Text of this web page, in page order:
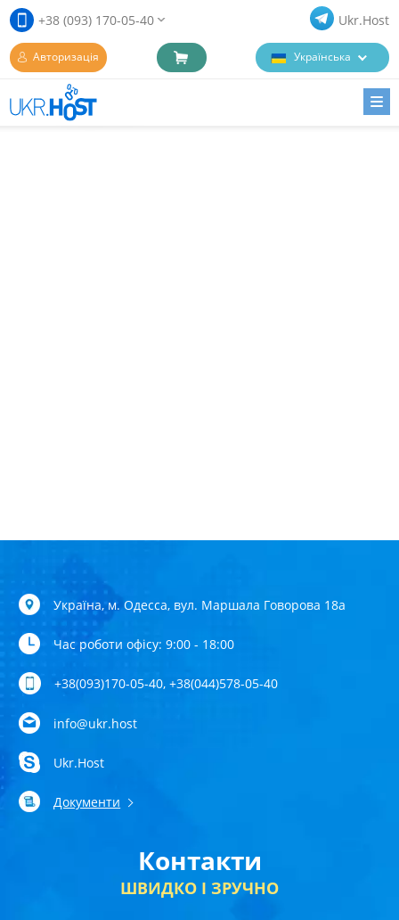
+38 (093) 170-05-40 Ukr.Host
Авторизація Українська
ГОЛОВНА
Україна, м. Одесса, вул. Маршала Говорова 18а
Час роботи офісу: 9:00 - 18:00
+38(093)170-05-40, +38(044)578-05-40
info@ukr.host
Ukr.Host
Документи
Контакти
ШВИДКО І ЗРУЧНО